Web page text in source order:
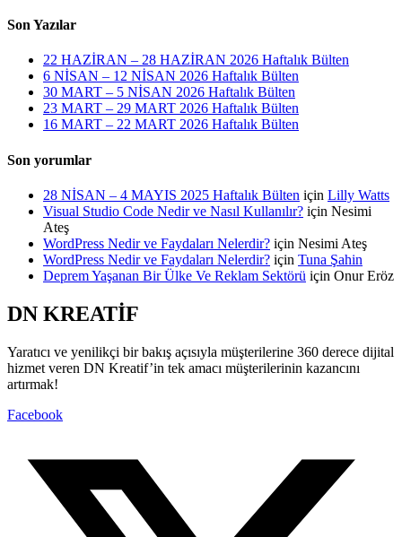
Son Yazılar
22 HAZİRAN – 28 HAZİRAN 2026 Haftalık Bülten
6 NİSAN – 12 NİSAN 2026 Haftalık Bülten
30 MART – 5 NİSAN 2026 Haftalık Bülten
23 MART – 29 MART 2026 Haftalık Bülten
16 MART – 22 MART 2026 Haftalık Bülten
Son yorumlar
28 NİSAN – 4 MAYIS 2025 Haftalık Bülten için Lilly Watts
Visual Studio Code Nedir ve Nasıl Kullanılır? için Nesimi
Ateş
WordPress Nedir ve Faydaları Nelerdir? için Nesimi Ateş
WordPress Nedir ve Faydaları Nelerdir? için Tuna Şahin
Deprem Yaşanan Bir Ülke Ve Reklam Sektörü için Onur Eröz
DN KREATİF
Yaratıcı ve yenilikçi bir bakış açısıyla müşterilerine 360 derece dijital
hizmet veren DN Kreatif’in tek amacı müşterilerinin kazancını
artırmak!
Facebook